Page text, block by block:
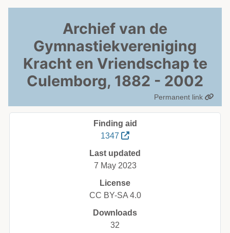
Archief van de
Gymnastiekvereniging
Kracht en Vriendschap te
Culemborg, 1882 - 2002
Permanent link
Finding aid
1347
Last updated
7 May 2023
License
CC BY-SA 4.0
Downloads
32